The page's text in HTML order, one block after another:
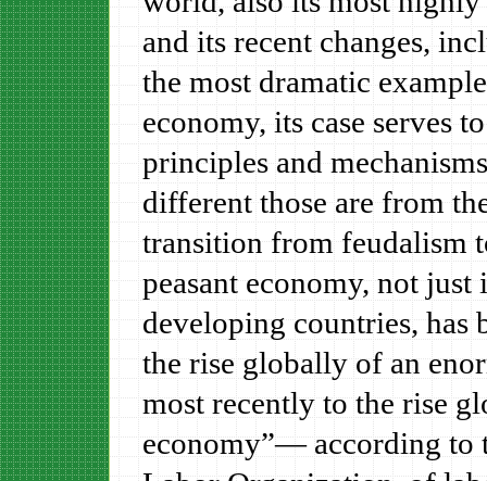
and its recent changes,
the most dramatic
economy, its case serves
principles and
different those are from
transition from feudalism
peasant economy, not
developing countries, has
the rise globally of an
most recently to the rise
economy”— according to